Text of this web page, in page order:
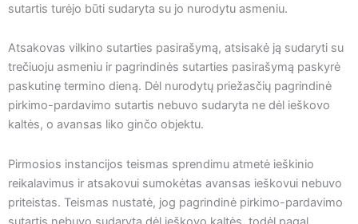
sutartis turėjo būti sudaryta su jo nurodytu asmeniu.
Atsakovas vilkino sutarties pasirašymą, atsisakė ją sudaryti su
trečiuoju asmeniu ir pagrindinės sutarties pasirašymą paskyrė
paskutinę termino dieną. Dėl nurodytų priežasčių pagrindinė
pirkimo-pardavimo sutartis nebuvo sudaryta ne dėl ieškovo
kaltės, o avansas liko ginčo objektu.
Pirmosios instancijos teismas sprendimu atmetė ieškinio
reikalavimus ir atsakovui sumokėtas avansas ieškovui nebuvo
priteistas. Teismas nustatė, jog pagrindinė pirkimo-pardavimo